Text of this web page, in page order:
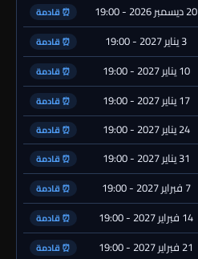
20 ديسمبر 2026 - 19:00 ⏰ قادمة
3 يناير 2027 - 19:00 ⏰ قادمة
10 يناير 2027 - 19:00 ⏰ قادمة
17 يناير 2027 - 19:00 ⏰ قادمة
24 يناير 2027 - 19:00 ⏰ قادمة
31 يناير 2027 - 19:00 ⏰ قادمة
7 فبراير 2027 - 19:00 ⏰ قادمة
14 فبراير 2027 - 19:00 ⏰ قادمة
21 فبراير 2027 - 19:00 ⏰ قادمة